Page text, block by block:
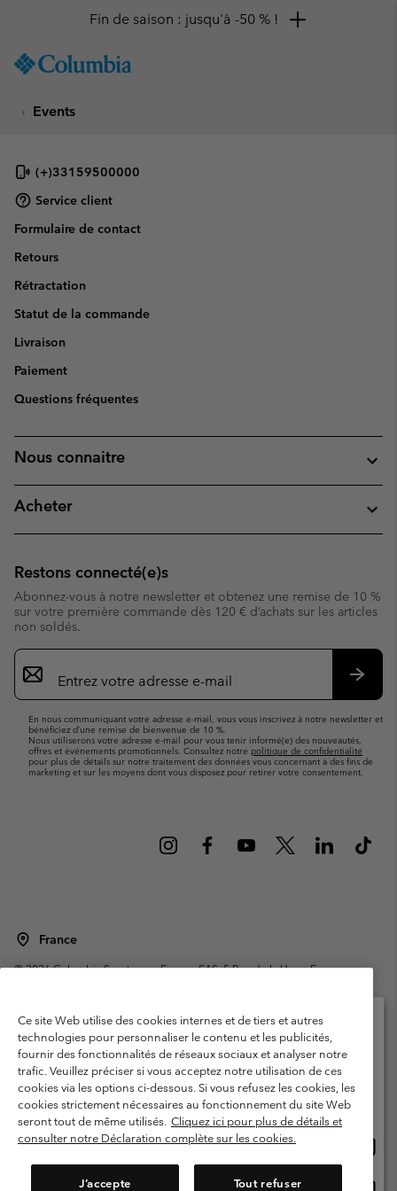
TO
SKIP
NAV
SKIP
SEARCH
Fin de saison : jusqu'à -50 % !
Events
(+)33159500000
Service client
Formulaire de contact
Retours
Rétractation
Statut de la commande
Livraison
Paiement
Questions fréquentes
Nous connaitre
Acheter
Restons connecté(e)s
Abonnez-vous à notre newsletter et obtenez une remise de 10 %
sur votre première commande dès 120 € d’achats sur les articles
non soldés.
Inscription
par
e-
En nous communiquant votre adresse e-mail, vous vous inscrivez à notre newsletter et
bénéficiez d’une remise de bienvenue de 10 %.
Nous utiliserons votre adresse e-mail pour vous tenir informé(e) des nouveautés,
offres et événements promotionnels. Consultez notre politique de confidentialité
pour plus de détails sur notre traitement des données vous concernant à des fins de
marketing et sur les moyens dont vous disposez pour retirer votre consentement.
France
©2026Columbia Sportswear Europe SAS. 5 Rue de la Haye, Espace
Garanties Légales
Politique de confidentialité
Conditions d'utilisation - Membres
Conditions D'utilisation - Contenu généré par l'utilisateur
Impressum
Cookies
Public CBCR
Ce site Web utilise des cookies internes et de tiers et autres
technologies pour personnaliser le contenu et les publicités,
fournir des fonctionnalités de réseaux sociaux et analyser notre
trafic. Veuillez préciser si vous acceptez notre utilisation de ces
cookies via les options ci-dessous. Si vous refusez les cookies, les
cookies strictement nécessaires au fonctionnement du site Web
seront tout de même utilisés. Cliquez ici pour plus de détails et
consulter notre Déclaration complète sur les cookies.
J’accepte Tout refuser
Veuillez sélectionner votre pays d’expédition et
votre langue
Achats en ligne disponibles
United States
ligne
France